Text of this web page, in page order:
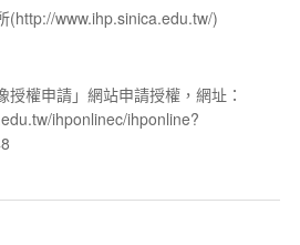
(http://www.ihp.sinica.edu.tw/)
權申請」網站申請授權，網址：
ihponlinec/ihponline?